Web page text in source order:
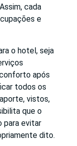
cada
e
o hotel, seja
após
todos os
vistos,
que o
para evitar
dito.